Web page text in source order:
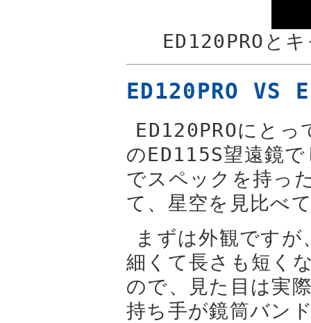
ED120PROと
ED120PRO VS
ED120PROにと
のED115S望遠鏡
でスペックを持っ
て、星空を見比べ
まずは外観ですが
細くて長さも短く
ので、見た目は実
持ち手が鏡筒バン